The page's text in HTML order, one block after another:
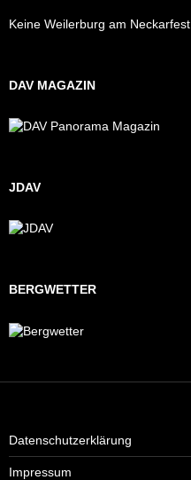
Keine Weilerburg am Neckarfest
DAV MAGAZIN
JDAV
BERGWETTER
Datenschutzerklärung
Impressum